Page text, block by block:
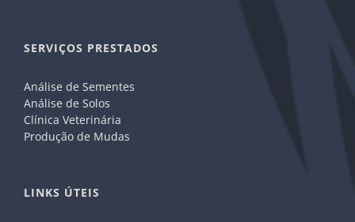
SERVIÇOS PRESTADOS
Análise de Sementes
Análise de Solos
Clínica Veterinária
Produção de Mudas
LINKS ÚTEIS